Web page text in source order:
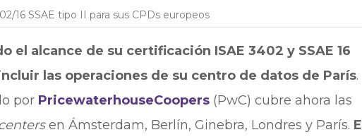
16 SSAE tipo II para sus CPDs europeos
el alcance de su certificación ISAE 3402 y SSAE 16
las operaciones de su centro de datos de París.
por PricewaterhouseCoopers(PwC) cubre ahora las
en Ámsterdam, Berlín, Ginebra, Londres y París. El